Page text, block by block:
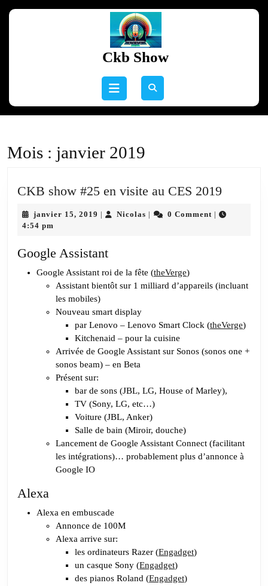
Ckb Show
Open
Mois : janvier 2019
CKB show #25 en visite au CES 2019
#25
CES
janvier 15, 2019 janvierNicolas Nicolas0 Comment
4:54 pm
Google Assistant
Google Assistant roi de la fête (theVerge)
Assistant bientôt sur 1 milliard d’appareils (incluant
les mobiles)
Nouveau smart display
par Lenovo – Lenovo Smart Clock (theVerge)
Kitchenaid – pour la cuisine
Arrivée de Google Assistant sur Sonos (sonos one +
sonos beam) – en Beta
Présent sur:
bar de sons (JBL, LG, House of Marley),
TV (Sony, LG, etc…)
Voiture (JBL, Anker)
Salle de bain (Miroir, douche)
Lancement de Google Assistant Connect (facilitant
les intégrations)… probablement plus d’annonce à
Google IO
Alexa
Alexa en embuscade
Annonce de 100M
Alexa arrive sur:
les ordinateurs Razer (Engadget)
un casque Sony (Engadget)
des pianos Roland (Engadget)